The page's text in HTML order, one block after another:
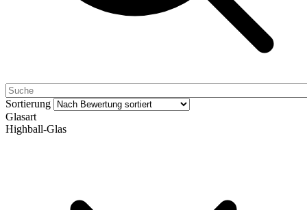
Sortierung
Glasart
Highball-Glas